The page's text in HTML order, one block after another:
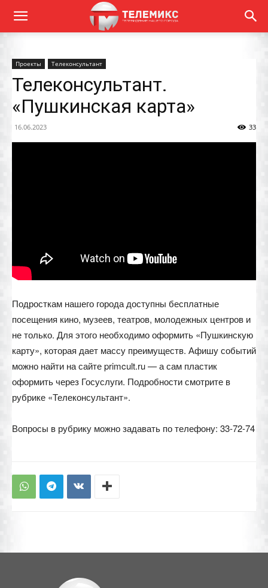
Проекты Телеконсультант
Телеконсультант.
«Пушкинская карта»
16.06.2023 33
Подросткам нашего города доступны бесплатные
посещения кино, музеев, театров, молодежных центров и
не только. Для этого необходимо оформить «Пушкинскую
карту», которая дает массу преимуществ. Афишу событий
можно найти на сайте primcult.ru — а сам пластик
оформить через Госуслуги. Подробности смотрите в
рубрике «Телеконсультант».
Вопросы в рубрику можно задавать по телефону: 33-72-74